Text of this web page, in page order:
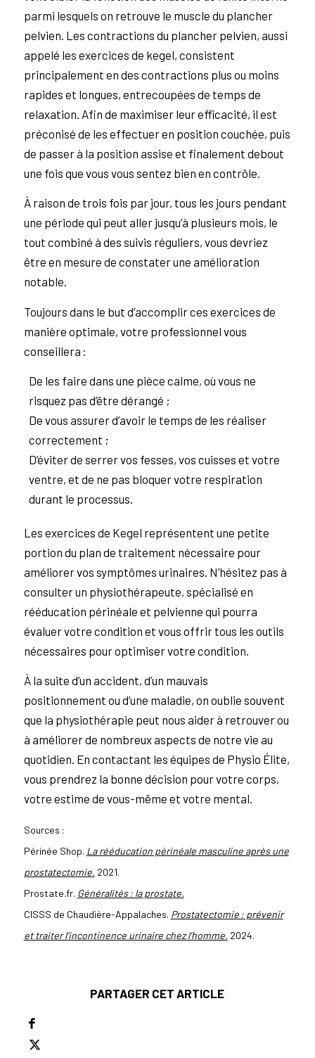
parmi lesquels on retrouve le muscle du plancher
pelvien. Les contractions du plancher pelvien, aussi
appelé les exercices de kegel, consistent
principalement en des contractions plus ou moins
rapides et longues, entrecoupées de temps de
relaxation. Afin de maximiser leur efficacité, il est
préconisé de les effectuer en position couchée, puis
de passer à la position assise et finalement debout
une fois que vous vous sentez bien en contrôle.
À raison de trois fois par jour, tous les jours pendant
une période qui peut aller jusqu’à plusieurs mois, le
tout combiné à des suivis réguliers, vous devriez
être en mesure de constater une amélioration
notable.
Toujours dans le but d’accomplir ces exercices de
manière optimale, votre professionnel vous
conseillera :
De les faire dans une pièce calme, où vous ne
risquez pas d’être dérangé ;
De vous assurer d’avoir le temps de les réaliser
correctement ;
D’éviter de serrer vos fesses, vos cuisses et votre
ventre, et de ne pas bloquer votre respiration
durant le processus.
Les exercices de Kegel représentent une petite
portion du plan de traitement nécessaire pour
améliorer vos symptômes urinaires. N’hésitez pas à
consulter un physiothérapeute, spécialisé en
rééducation périnéale et pelvienne qui pourra
évaluer votre condition et vous offrir tous les outils
nécessaires pour optimiser votre condition.
À la suite d’un accident, d’un mauvais
positionnement ou d’une maladie, on oublie souvent
que la physiothérapie peut nous aider à retrouver ou
à améliorer de nombreux aspects de notre vie au
quotidien. En contactant les équipes de Physio Élite,
vous prendrez la bonne décision pour votre corps,
votre estime de vous-même et votre mental.
Sources :
Périnée Shop. La rééducation périnéale masculine après une
prostatectomie. 2021.
Prostate.fr. Généralités : la prostate.
CISSS de Chaudière-Appalaches. Prostatectomie : prévenir
et traiter l’incontinence urinaire chez l’homme. 2024.
PARTAGER CET ARTICLE